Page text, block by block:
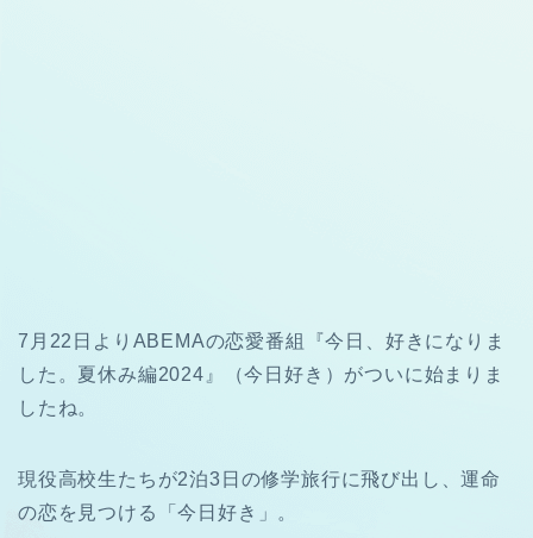
7月22日よりABEMAの恋愛番組『今日、好きになりま
した。夏休み編2024』（今日好き）がついに始まりま
したね。
現役高校生たちが2泊3日の修学旅行に飛び出し、運命
の恋を見つける「今日好き」。